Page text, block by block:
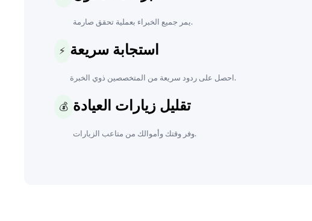
يمر جميع الخبراء بعملية تحقق صارمة.
⚡ استجابة سريعة
احصل على ردود سريعة من المتخصصين ذوي الخبرة.
💰 تقليل زيارات العيادة
وفر وقتك وأموالك من متاعب الزيارات.